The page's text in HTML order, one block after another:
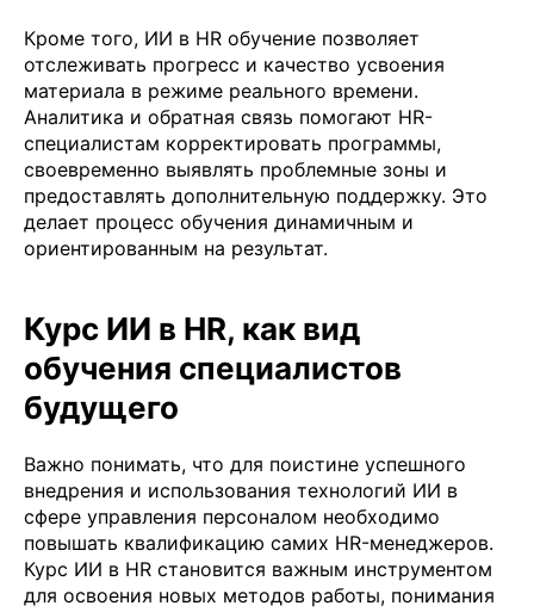
Кроме того, ИИ в HR обучение позволяет
отслеживать прогресс и качество усвоения
материала в режиме реального времени.
Аналитика и обратная связь помогают HR-
специалистам корректировать программы,
своевременно выявлять проблемные зоны и
предоставлять дополнительную поддержку. Это
делает процесс обучения динамичным и
ориентированным на результат.
Курс ИИ в HR, как вид
обучения специалистов
будущего
Важно понимать, что для поистине успешного
внедрения и использования технологий ИИ в
сфере управления персоналом необходимо
повышать квалификацию самих HR-менеджеров.
Курс ИИ в HR становится важным инструментом
для освоения новых методов работы, понимания